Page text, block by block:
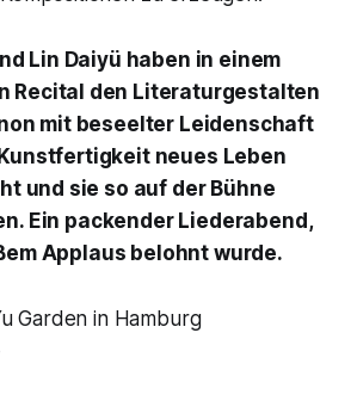
Lin Daiyü haben in einem
Recital den Literaturgestalten
mit beseelter Leidenschaft
neues Leben
und sie so auf der Bühne
Ein packender Liederabend,
Applaus belohnt wurde.
Garden in Hamburg